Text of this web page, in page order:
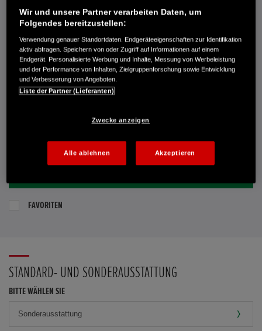
RUFEN SIE UNS AN:
+49 2602-9322-0
Route planen
Händlerbestand anzeigen
E-MAIL-ANFRAGE
FAVORITEN
STANDARD- UND SONDERAUSSTATTUNG
BITTE WÄHLEN SIE
Wir und unsere Partner verarbeiten Daten, um
Folgendes bereitzustellen:
Verwendung genauer Standortdaten. Endgeräteeigenschaften zur Identifikation
aktiv abfragen. Speichern von oder Zugriff auf Informationen auf einem
Endgerät. Personalisierte Werbung und Inhalte, Messung von Werbeleistung
und der Performance von Inhalten, Zielgruppenforschung sowie Entwicklung
und Verbesserung von Angeboten.
Liste der Partner (Lieferanten)
Zwecke anzeigen
Alle ablehnen Akzeptieren